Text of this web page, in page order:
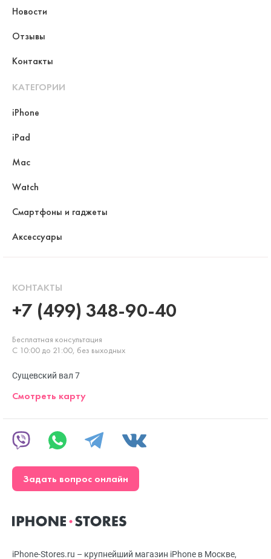
iPhone-Stores.ru – крупнейший магазин iPhone в Москве,
Новости
Отзывы
Контакты
КАТЕГОРИИ
iPhone
iPad
Mac
Watch
Смартфоны и гаджеты
Аксессуары
КОНТАКТЫ
+7 (499) 348-90-40
Бесплатная консультация
С 10:00 до 21:00, без выходных
Сущевский вал 7
Смотреть карту
Задать вопрос онлайн